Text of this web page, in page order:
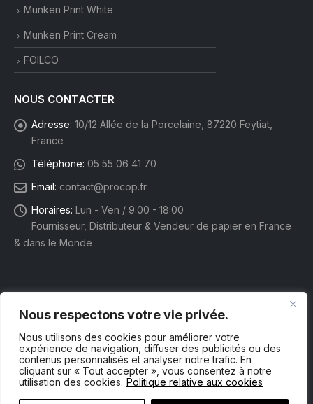
Nous respectons votre vie privée.
Nous utilisons des cookies pour améliorer votre
expérience de navigation, diffuser des publicités ou des
contenus personnalisés et analyser notre trafic. En
cliquant sur « Tout accepter », vous consentez à notre
utilisation des cookies. Politique relative aux cookies
Munken Print White
Munken Print Cream
FOILCO
NOUS CONTACTER
Adresse: 10/12 Allée de la Porcelaine, 87220 Feytiat,
France
Téléphone: 05 55 06 41 70
Email: contact@procop.fr
Horaires: Lun - Ven / 9:00 - 18:00
Fournisseur, Distributeur & Vendeur de papier en France
& dans le Monde
Procop eShop. © 2025 Tous droits réservés.